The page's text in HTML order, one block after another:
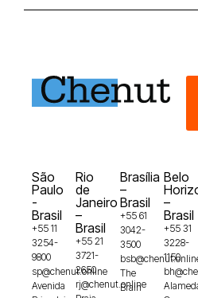
São
Paulo
-
Brasil
+55 11
3254-
9800
sp@chenut.online
Avenida
Rio
de
Janeiro
–
Brasil
+55 21
3721-
2650
rj@chenut.online
Brasília
–
Brasil
+55 61
3042-
3500
The
Brain
Belo
–
Brasil
+55 31
3228-
1150